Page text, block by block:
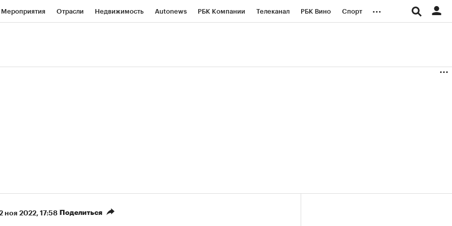
Мероприятия Отрасли Недвижимость Autonews РБК Компании Телеканал РБК Вино Спорт ...
ноя 2022, 17:58 Поделиться